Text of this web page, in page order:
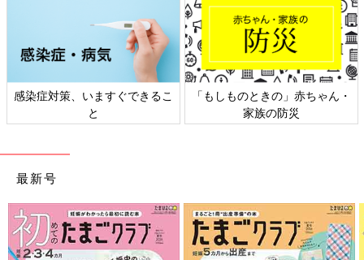
感染症対策、いますぐできるこ
と
「もしものときの」赤ちゃん・
家族の防災
最新号